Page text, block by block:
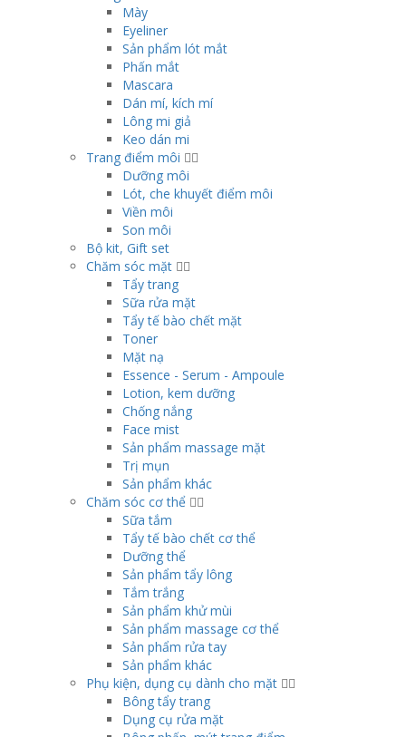
Mày
Eyeliner
Sản phẩm lót mắt
Phấn mắt
Mascara
Dán mí, kích mí
Lông mi giả
Keo dán mi
Trang điểm môi
Dưỡng môi
Lót, che khuyết điểm môi
Viền môi
Son môi
Bộ kit, Gift set
Chăm sóc mặt
Tẩy trang
Sữa rửa mặt
Tẩy tế bào chết mặt
Toner
Mặt nạ
Essence - Serum - Ampoule
Lotion, kem dưỡng
Chống nắng
Face mist
Sản phẩm massage mặt
Trị mụn
Sản phẩm khác
Chăm sóc cơ thể
Sữa tắm
Tẩy tế bào chết cơ thể
Dưỡng thể
Sản phẩm tẩy lông
Tắm trắng
Sản phẩm khử mùi
Sản phẩm massage cơ thể
Sản phẩm rửa tay
Sản phẩm khác
Phụ kiện, dụng cụ dành cho mặt
Bông tẩy trang
Dụng cụ rửa mặt